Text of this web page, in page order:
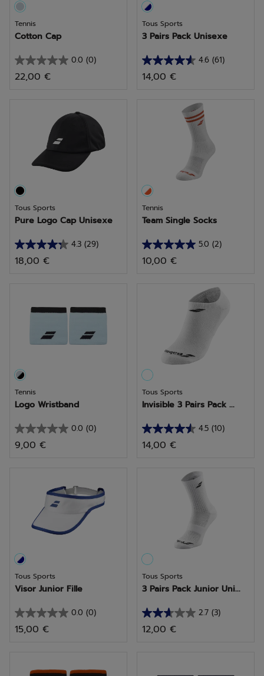
Tennis
Cotton Cap
0.0 (0)
0.0
sur
22,00 €
Tous Sports
3 Pairs Pack Unisexe
4.6 (61)
4.6
sur
14,00 €
Tous Sports
Pure Logo Cap Unisexe
4.3 (29)
4.3
sur
18,00 €
Tennis
Team Single Socks
5.0 (2)
5.0
sur
10,00 €
Tennis
Logo Wristband
0.0 (0)
0.0
sur
9,00 €
Tous Sports
Invisible 3 Pairs Pack ...
4.5 (10)
4.5
sur
14,00 €
Tous Sports
Visor Junior Fille
0.0 (0)
0.0
sur
15,00 €
Tous Sports
3 Pairs Pack Junior Uni...
2.7 (3)
2.7
sur
12,00 €